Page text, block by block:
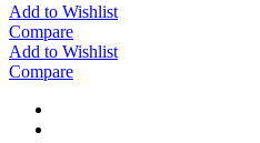
Add to Wishlist
Compare
Add to Wishlist
Compare